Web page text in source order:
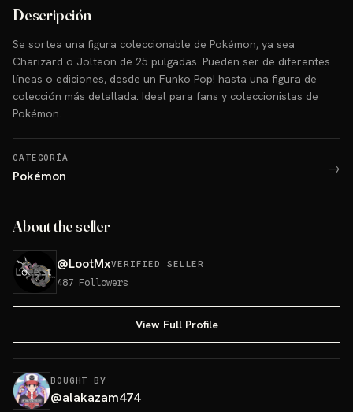
Descripción
Se sortea una figura coleccionable de Pokémon, ya sea
Charizard o Jolteon de 25 pulgadas. Pueden ser de diferentes
líneas o ediciones, desde un Funko Pop! hasta una figura de
colección más detallada. Ideal para fans y coleccionistas de
Pokémon.
CATEGORÍA
Pokémon →
About the seller
@LootMxVERIFIED SELLER
487 Followers
View Full Profile
BOUGHT BY
@alakazam474